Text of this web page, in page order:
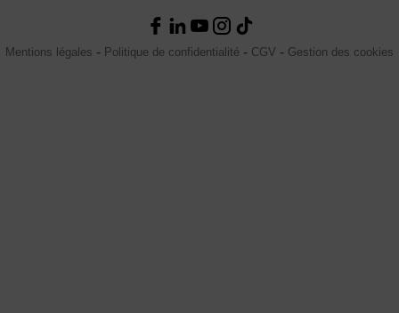
Mentions légales Politique de confidentialité CGV Gestion des cookies